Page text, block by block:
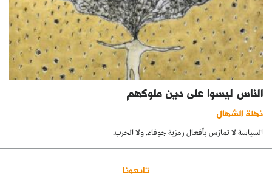
الناس ليسوا على دين ملوكهم
نهلة الشهال
السياسة لا تمارَس بأفعال رمزية جوفاء. ولا الحرب.
تابعونا